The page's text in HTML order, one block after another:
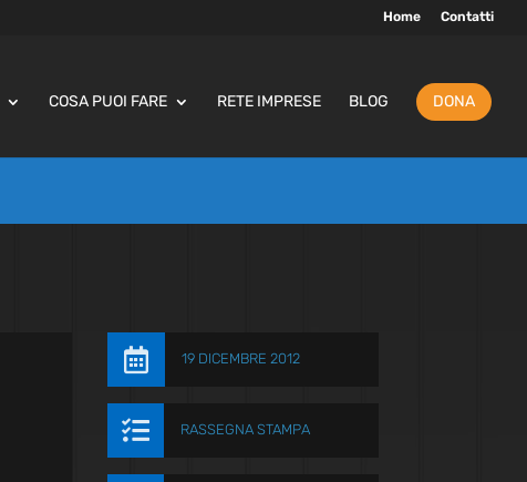
Home Contatti
COSA PUOI FARE RETE IMPRESE BLOG DONA
 19 DICEMBRE 2012
 RASSEGNA STAMPA